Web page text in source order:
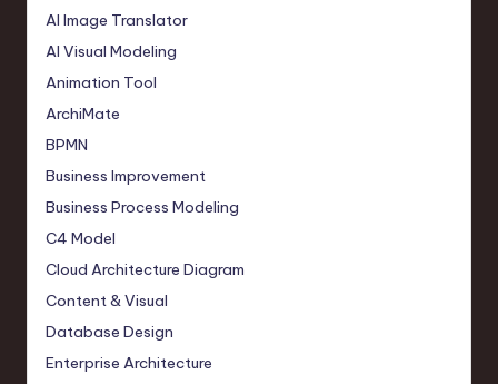
AI Image Translator
AI Visual Modeling
Animation Tool
ArchiMate
BPMN
Business Improvement
Business Process Modeling
C4 Model
Cloud Architecture Diagram
Content & Visual
Database Design
Enterprise Architecture